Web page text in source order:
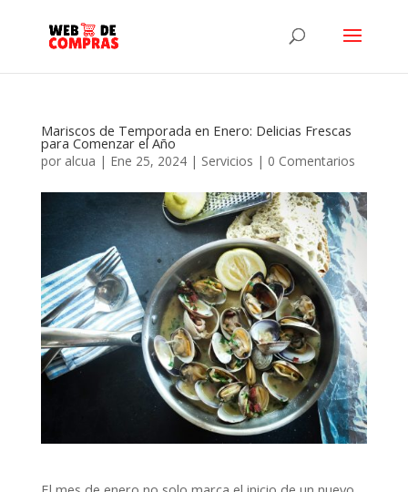
Mariscos de Temporada en Enero: Delicias Frescas
para Comenzar el Año
por alcua | Ene 25, 2024| Servicios | 0 Comentarios